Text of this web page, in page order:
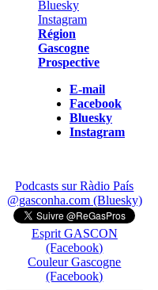
Région
Gascogne
Prospective
E-mail
Facebook
Bluesky
Instagram
Podcasts sur Ràdio País
@gasconha.com (Bluesky)
Esprit GASCON
(Facebook)
Couleur Gascogne
(Facebook)